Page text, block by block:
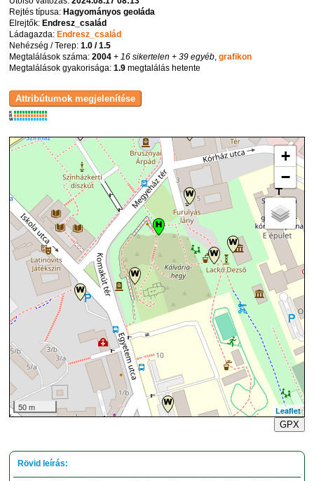
Rejtés típusa: Hagyományos geoláda
Elrejtők: Endresz_család
Ládagazda: Endresz_család
Nehézség / Terep:1.0 / 1.5
Megtalálások száma:2004 + 16 sikertelen + 39 egyéb,grafikon
Megtalálások gyakorisága:1.9 megtalálás hetente
K
R
W
+
−
50 m
Leaflet
GPX